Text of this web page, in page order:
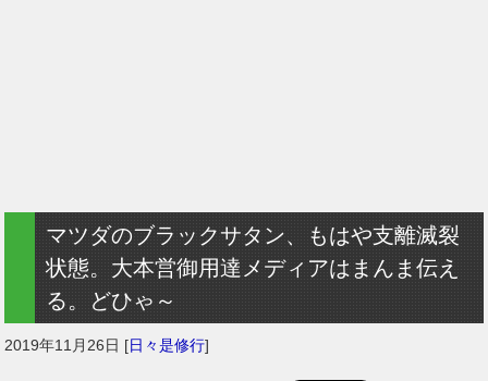
マツダのブラックサタン、もはや支離滅裂
状態。大本営御用達メディアはまんま伝え
る。どひゃ～
2019年11月26日 [日々是修行]